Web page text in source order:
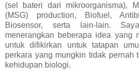
(sel bateri dari mikroorganisma),
(MSG) production, Biofuel,
Biosensor, serta lain-lain.
menerangkan beberapa idea yang
untuk difikirkan untuk tatapan
perkara yang mungkin tidak pernah
kehidupan biologi.